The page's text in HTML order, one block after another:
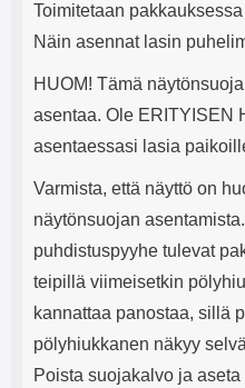
Toimitetaan pakkauksessa
Näin asennat lasin
HUOM! Tämä
asentaa. Ole ERITYISEN
asentaessasi lasia
Varmista, että näyttö on
näytönsuojan
puhdistuspyyhe tulevat
teipillä viimeisetkin
kannattaa panostaa, sillä
pölyhiukkanen näkyy
Poista suojakalvo ja